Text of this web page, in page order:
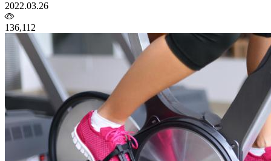
2022.03.26
136,112